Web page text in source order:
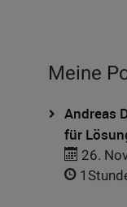
Meine
Andreas
für
26.